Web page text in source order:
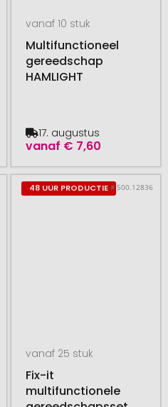
vanaf 10 stuk
Multifunctioneel
gereedschap
HAMLIGHT
vanaf € 7,60
17. augustus
48 UUR PRODUCTIE # 500.12836
vanaf 25 stuk
Fix-it
multifunctionele